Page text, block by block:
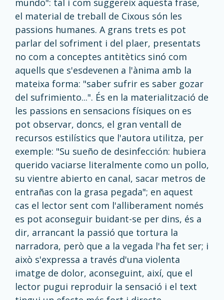
mundo": tal i com suggereix aquesta frase,
el material de treball de Cixous són les
passions humanes. A grans trets es pot
parlar del sofriment i del plaer, presentats
no com a conceptes antitètics sinó com
aquells que s'esdevenen a l'ànima amb la
mateixa forma: "saber sufrir es saber gozar
del sufrimiento...". És en la materialització de
les passions en sensacions físiques on es
pot observar, doncs, el gran ventall de
recursos estilístics que l'autora utilitza, per
exemple: "Su sueño de desinfección: hubiera
querido vaciarse literalmente como un pollo,
su vientre abierto en canal, sacar metros de
entrañas con la grasa pegada"; en aquest
cas el lector sent com l'alliberament només
es pot aconseguir buidant-se per dins, és a
dir, arrancant la passió que tortura la
narradora, però que a la vegada l'ha fet ser; i
això s'expressa a través d'una violenta
imatge de dolor, aconseguint, així, que el
lector pugui reproduir la sensació i el text